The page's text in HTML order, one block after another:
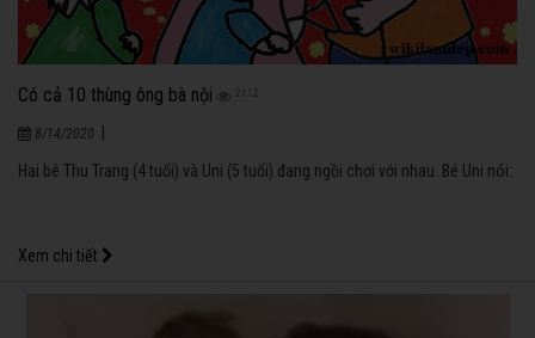
Có cả 10 thùng ông bà nội
8/14/2020
Hai bé Thu Trang (4 tuổi) và Uni (5 tuổi) đang ngồi chơi với nhau. Bé Uni nói:
Xem chi tiết